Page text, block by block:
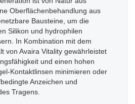
Oberflächenbehandlung aus
Bausteine, um die
Silikon und hydrophilen
In Kombination mit dem
von Avaira Vitality gewährleistet
und einen hohen
Kontaktlinsen minimieren oder
Anzeichen und
Tragens.